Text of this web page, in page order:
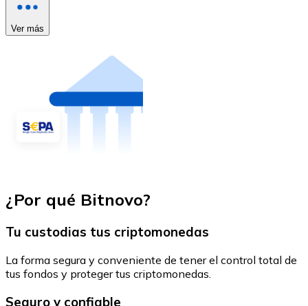
Ver más
¿Por qué Bitnovo?
Tu custodias tus criptomonedas
La forma segura y conveniente de tener el control total de
tus fondos y proteger tus criptomonedas.
Seguro y confiable